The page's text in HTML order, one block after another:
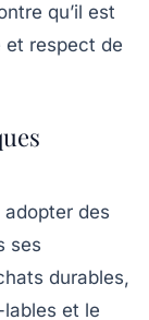
qu’il est
et respect de
adopter des
ses
durables,
et le